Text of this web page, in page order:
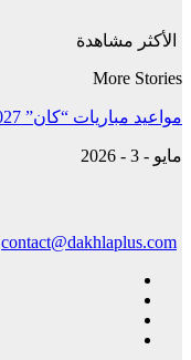
الأكثر مشاهدة
More Stories
مواعيد مباريات “كان” 2027
مايو - 3 - 2026
contact@dakhlaplus.com